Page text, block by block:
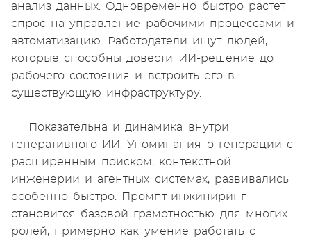
анализ данных. Одновременно быстро растет
спрос на управление рабочими процессами и
автоматизацию. Работодатели ищут людей,
которые способны довести ИИ-решение до
рабочего состояния и встроить его в
существующую инфраструктуру.
Показательна и динамика внутри
генеративного ИИ. Упоминания о генерации с
расширенным поиском, контекстной
инженерии и агентных системах, развивались
особенно быстро. Промпт-инжиниринг
становится базовой грамотностью для многих
ролей, примерно как умение работать с